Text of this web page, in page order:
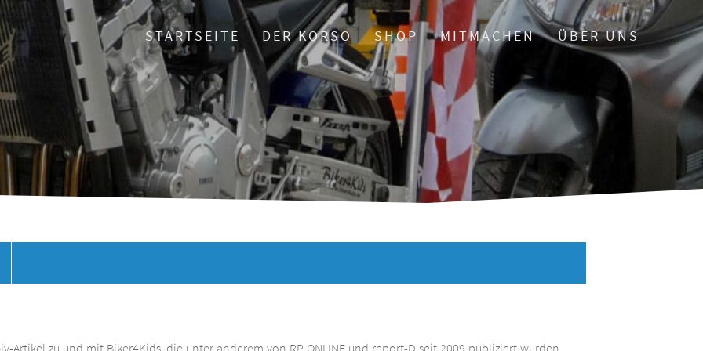
STARTSEITE DER KORSO SHOP MITMACHEN ÜBER UNS